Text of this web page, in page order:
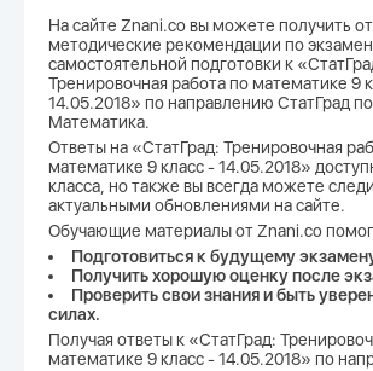
На сайте Znani.co вы можете получить
методические рекомендации по
самостоятельной подготовки к
Тренировочная работа по математике 9
14.05.2018» по направлению СтатГрад
Математика.
Ответы на «СтатГрад: Тренировочная
математике 9 класс - 14.05.2018»
класса, но также вы всегда можете
актуальными обновлениями на сайте.
Обучающие материалы от Znani.co
Подготовиться к будущему
Получить хорошую оценку после
Проверить свои знания и быть
силах.
Получая ответы к «СтатГрад:
математике 9 класс - 14.05.2018» по